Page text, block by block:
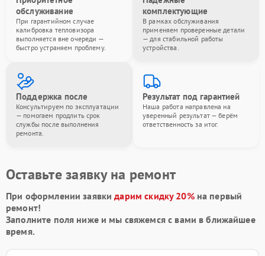
обслуживание
При гарантийном случае
калибровка тепловизора
выполняется вне очереди —
быстро устраняем проблему.
комплектующие
В рамках обслуживания
применяем проверенные детали
— для стабильной работы
устройства.
Поддержка после
Консультируем по эксплуатации
— помогаем продлить срок
службы после выполнения
ремонта.
Результат под гарантией
Наша работа направлена на
уверенный результат — берём
ответственность за итог.
Оставьте заявку на ремонт
При оформлении заявкидарим скидку 20%на первый
ремонт!
Заполните поля ниже и мы свяжемся с вами в ближайшее
время.